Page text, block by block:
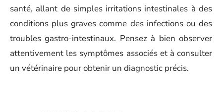
santé, allant de simples irritations intestinales à des
conditions plus graves comme des infections ou des
troubles gastro-intestinaux. Pensez à bien observer
attentivement les symptômes associés et à consulter
un vétérinaire pour obtenir un diagnostic précis.